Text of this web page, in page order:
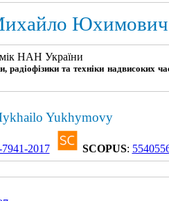
Юхимович
НАН України
радіофізики та техніки надвисоких
Yukhymovy
2017 SCOPUS: